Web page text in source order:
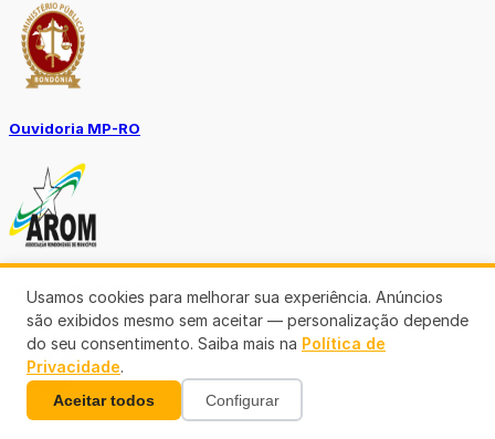
Ouvidoria MP-RO
Diário Oficial Municípios
Usamos cookies para melhorar sua experiência. Anúncios
são exibidos mesmo sem aceitar — personalização depende
do seu consentimento. Saiba mais na Política de
Privacidade.
Aceitar todos Configurar